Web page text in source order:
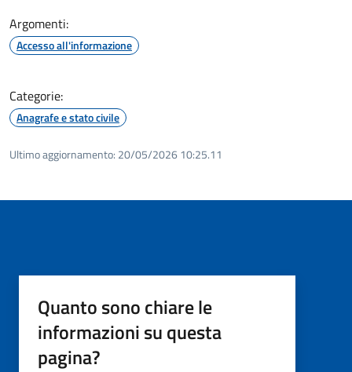
Argomenti:
Accesso all'informazione
Categorie:
Anagrafe e stato civile
Ultimo aggiornamento: 20/05/2026 10:25.11
Quanto sono chiare le
informazioni su questa
pagina?